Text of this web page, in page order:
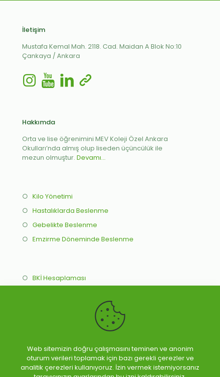
İletişim
Mustafa Kemal Mah. 2118. Cad. Maidan A Blok No:10
Çankaya / Ankara
Hakkımda
Orta ve lise öğrenimini MEV Koleji Özel Ankara
Okulları’nda almış olup liseden üçüncülük ile
mezun olmuştur. Devamı...
○ Kilo Yönetimi
○ Hastalıklarda Beslenme
○ Gebelikte Beslenme
○ Emzirme Döneminde Beslenme
○ BKİ Hesaplaması
Online Beslenme Programı
Yüz Yüze Beslenme Programı
Web sitemizin doğru çalışmasını teminen ve anonim
oturum verileri toplamak için bazı gerekli çerezler ve
analitik çerezleri kullanıyoruz. İzin vermek istemiyorsanız